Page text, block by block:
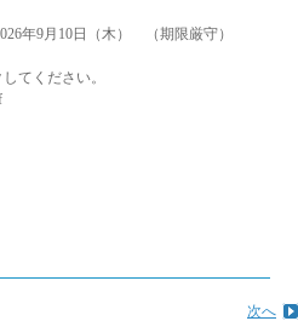
年9月10日（木） （期限厳守）
てください。
次へ